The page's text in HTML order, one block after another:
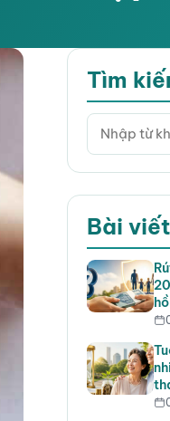
Tìm
Bài